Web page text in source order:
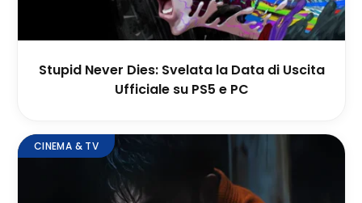
Stupid Never Dies: Svelata la Data di Uscita
Ufficiale su PS5 e PC
CINEMA & TV